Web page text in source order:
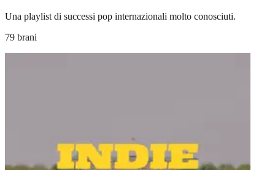
Una playlist di successi pop internazionali molto conosciuti.
79 brani